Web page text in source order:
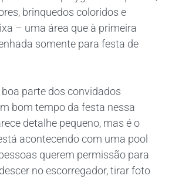
brinquedos coloridos e
– uma área que à primeira
somente para festa de
parte dos convidados
bom tempo da festa nessa
detalhe pequeno, mas é o
acontecendo com uma pool
querem permissão para
no escorregador, tirar foto